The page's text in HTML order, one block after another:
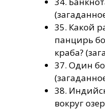
35. Какой
панцирь
краба?
37. Один
38.
вокруг